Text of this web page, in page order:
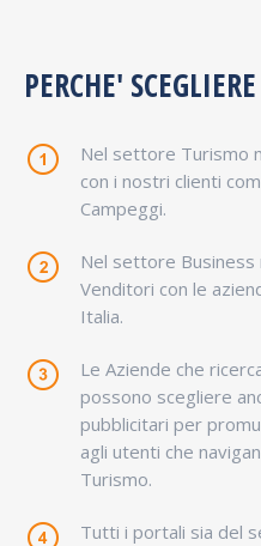
PERCHE'
Nel settore Turismo
con i nostri clienti
Campeggi.
Nel settore
Venditori con le
Italia.
Le Aziende che
possono scegliere
pubblicitari per
agli utenti che
Turismo.
Tutti i portali sia del